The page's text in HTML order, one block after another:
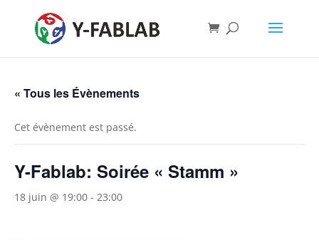
« Tous les Évènements
Cet évènement est passé.
Y-Fablab: Soirée « Stamm »
18 juin @ 19:00 - 23:00